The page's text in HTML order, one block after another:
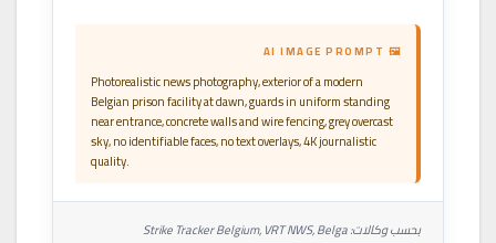
🖼 AI IMAGE PROMPT
Photorealistic news photography, exterior of a modern
Belgian prison facility at dawn, guards in uniform standing
near entrance, concrete walls and wire fencing, grey overcast
sky, no identifiable faces, no text overlays, 4K journalistic
quality.
بحسب وكالات: Strike Tracker Belgium, VRT NWS, Belga